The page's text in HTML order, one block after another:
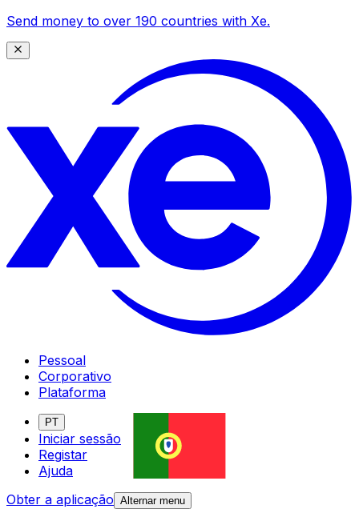
Send money to over 190 countries with Xe.
Pessoal
Corporativo
Plataforma
PT
Iniciar sessão
Registar
Ajuda
Obter a aplicação Alternar menu